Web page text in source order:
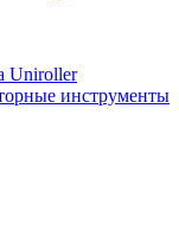
Uniroller
инструменты